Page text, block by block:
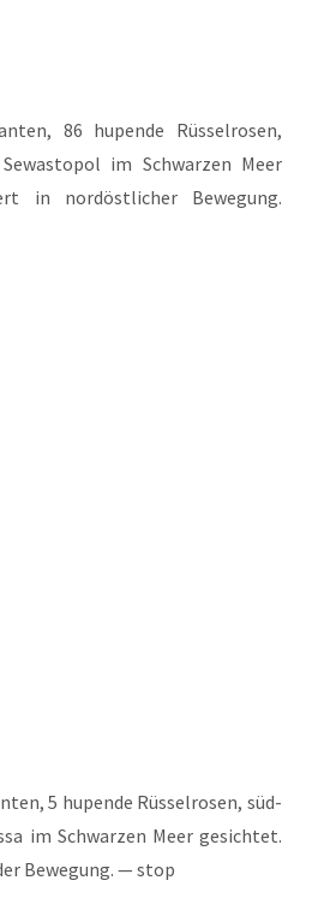
86 hupen­de Rüs­sel­ro­sen,
im Schwar­zen Meer
in nord­öst­li­cher Bewe­gung.
5 hupen­de Rüs­sel­ro­sen, süd­
im Schwar­zen Meer gesich­tet.
Bewe­gung. — stop